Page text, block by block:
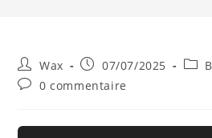
Auteur/autrice
de
la
Wax
Publication
publiée :
07/07/2025
Post
Commentaires
publication :
0 commentaire